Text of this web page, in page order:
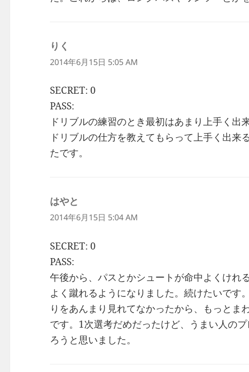
りく
り:
2014年6月15日 5:05 AM
SECRET: 0
PASS:
ドリブルの練習のとき最初はあまり上手く出
ドリブルの仕方を教えてもらって上手く出来
たです。
はやと
り:
2014年6月15日 5:04 AM
SECRET: 0
PASS:
午後から、パスとかシュートが命中よくけれ
よく蹴れるようになりました。続けたいです
りをあんまり見れてなかったから、もっとま
です。1次選考だめだったけど、うまい人の
ろうと思いました。